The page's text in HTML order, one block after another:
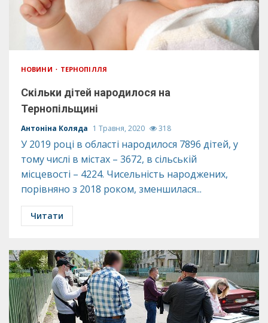
НОВИНИ ТЕРНОПІЛЛЯ
Скільки дітей народилося на
Тернопільщині
Антоніна Коляда 1 Травня, 2020 318
У 2019 році в області народилося 7896 дітей, у
тому числі в містах – 3672, в сільській
місцевості – 4224. Чисельність народжених,
порівняно з 2018 роком, зменшилася...
Читати